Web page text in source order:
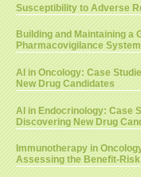
Susceptibility to Adverse
Building and Maintaining a
Pharmacovigilance
AI in Oncology: Case
New Drug Candidates
AI in Endocrinology: Case
Discovering New Drug
Immunotherapy in
Assessing the Benefit-